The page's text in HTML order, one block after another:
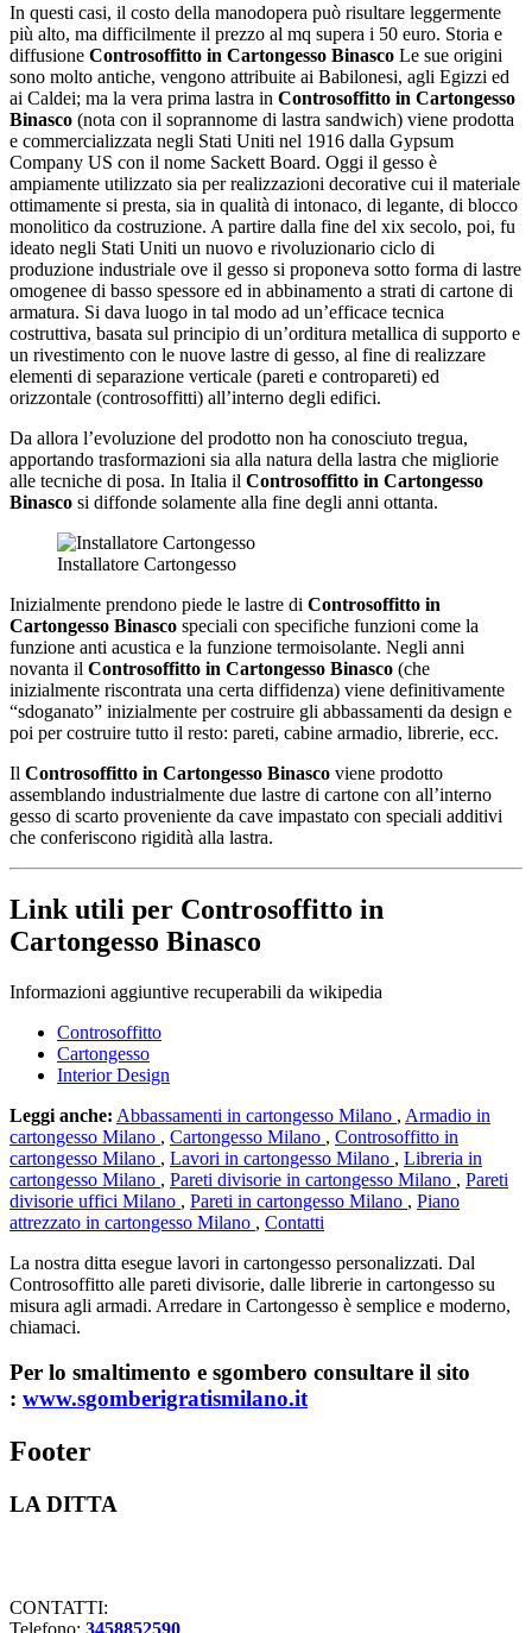
In questi casi, il costo della manodopera può risultare leggermente
più alto, ma difficilmente il prezzo al mq supera i 50 euro. Storia e
diffusione Controsoffitto in Cartongesso Binasco Le sue origini
sono molto antiche, vengono attribuite ai Babilonesi, agli Egizzi ed
ai Caldei; ma la vera prima lastra in Controsoffitto in Cartongesso
Binasco (nota con il soprannome di lastra sandwich) viene prodotta
e commercializzata negli Stati Uniti nel 1916 dalla Gypsum
Company US con il nome Sackett Board. Oggi il gesso è
ampiamente utilizzato sia per realizzazioni decorative cui il materiale
ottimamente si presta, sia in qualità di intonaco, di legante, di blocco
monolitico da costruzione. A partire dalla fine del xix secolo, poi, fu
ideato negli Stati Uniti un nuovo e rivoluzionario ciclo di
produzione industriale ove il gesso si proponeva sotto forma di lastre
omogenee di basso spessore ed in abbinamento a strati di cartone di
armatura. Si dava luogo in tal modo ad un’efficace tecnica
costruttiva, basata sul principio di un’orditura metallica di supporto e
un rivestimento con le nuove lastre di gesso, al fine di realizzare
elementi di separazione verticale (pareti e contropareti) ed
orizzontale (controsoffitti) all’interno degli edifici.
Da allora l’evoluzione del prodotto non ha conosciuto tregua,
apportando trasformazioni sia alla natura della lastra che migliorie
alle tecniche di posa. In Italia il Controsoffitto in Cartongesso
Binasco si diffonde solamente alla fine degli anni ottanta.
Installatore Cartongesso
Inizialmente prendono piede le lastre di Controsoffitto in
Cartongesso Binasco speciali con specifiche funzioni come la
funzione anti acustica e la funzione termoisolante. Negli anni
novanta il Controsoffitto in Cartongesso Binasco (che
inizialmente riscontrata una certa diffidenza) viene definitivamente
“sdoganato” inizialmente per costruire gli abbassamenti da design e
poi per costruire tutto il resto: pareti, cabine armadio, librerie, ecc.
Il Controsoffitto in Cartongesso Binasco viene prodotto
assemblando industrialmente due lastre di cartone con all’interno
gesso di scarto proveniente da cave impastato con speciali additivi
che conferiscono rigidità alla lastra.
Link utili per Controsoffitto in
Cartongesso Binasco
Informazioni aggiuntive recuperabili da wikipedia
Controsoffitto
Cartongesso
Interior Design
Leggi anche: Abbassamenti in cartongesso Milano , Armadio in
cartongesso Milano , Cartongesso Milano , Controsoffitto in
cartongesso Milano , Lavori in cartongesso Milano , Libreria in
cartongesso Milano , Pareti divisorie in cartongesso Milano , Pareti
divisorie uffici Milano , Pareti in cartongesso Milano , Piano
attrezzato in cartongesso Milano , Contatti
La nostra ditta esegue lavori in cartongesso personalizzati. Dal
Controsoffitto alle pareti divisorie, dalle librerie in cartongesso su
misura agli armadi. Arredare in Cartongesso è semplice e moderno,
chiamaci.
Per lo smaltimento e sgombero consultare il sito
: www.sgomberigratismilano.it
Footer
LA DITTA
CONTATTI:
Telefono: 3458852590